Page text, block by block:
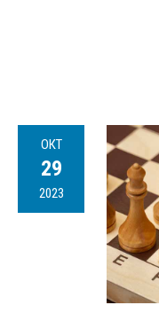
ОКТ
29
2023